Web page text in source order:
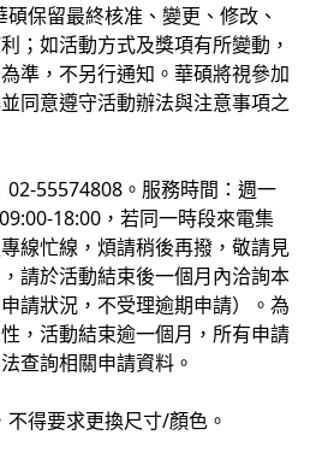
保留最終核准、變更、修改、
；如活動方式及獎項有所變動，
準，不另行通知。華碩將視參加
同意遵守活動辦法與注意事項之
02-55574808。服務時間：週一
18:00，若同一時段來電集
線忙線，煩請稍後再撥，敬請見
請於活動結束後一個月內洽詢本
請狀況，不受理逾期申請）。為
，活動結束逾一個月，所有申請
查詢相關申請資料。
得要求更換尺寸/顏色。